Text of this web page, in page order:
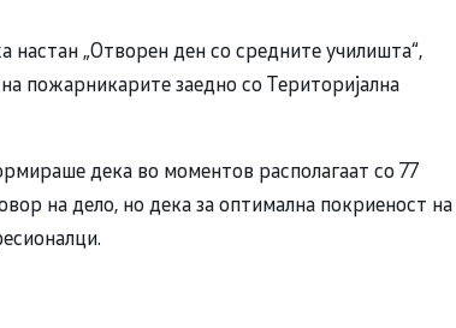
„Отворен ден со средните училишта“,
пожарникарите заедно со Територијална
дека во моментов располагаат со 77
на дело, но дека за оптимална покриеност на